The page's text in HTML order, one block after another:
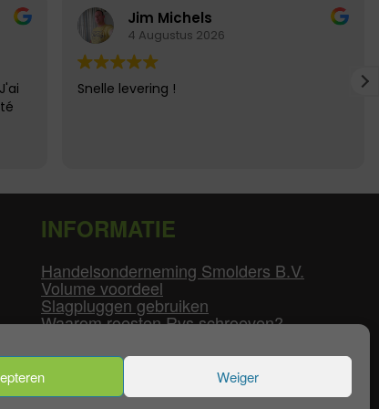
Weiger
Jim Michels
4 Augustus 2026
Snelle levering !
INFORMATIE
Handelsonderneming Smolders B.V.
Volume voordeel
Slagpluggen gebruiken
Waarom roesten Rvs schroeven?
Pvc-buizen diameters
Flenzen tabel